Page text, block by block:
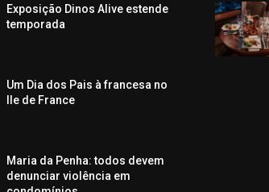
Exposição Dinos Alive estende
temporada
Um Dia dos Pais à francesa no
Ile de France
Maria da Penha: todos devem
denunciar violência em